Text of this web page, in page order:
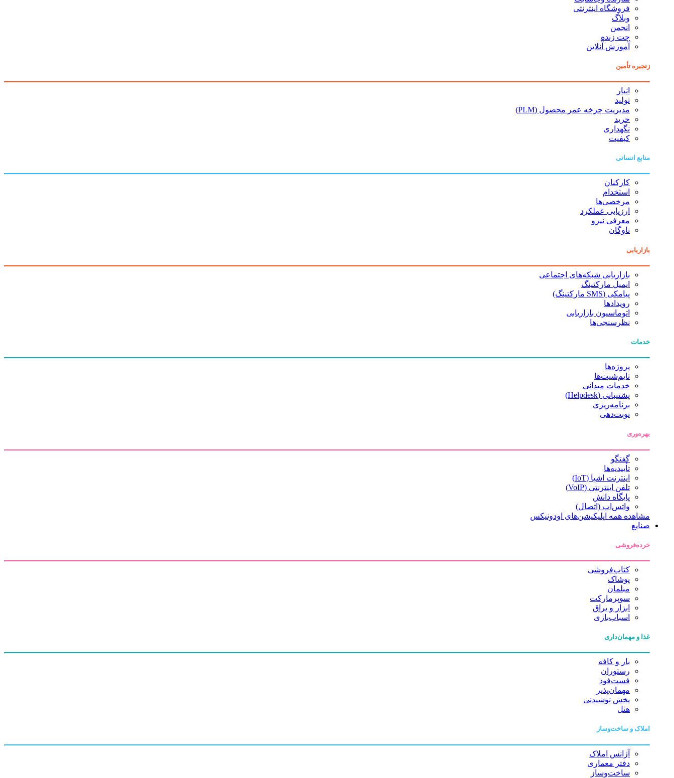
فروشگاه اینترنتی
وبلاگ
انجمن
چت زنده
آموزش آنلاین
زنجیره تأمین
انبار
تولید
مدیریت چرخه عمر محصول (PLM)
خرید
نگهداری
کیفیت
منابع انسانی
کارکنان
استخدام
مرخصی‌ها
ارزیابی عملکرد
معرفی نیرو
ناوگان
بازاریابی
بازاریابی شبکه‌های اجتماعی
ایمیل مارکتینگ
پیامکی (SMS مارکتینگ)
رویدادها
اتوماسیون بازاریابی
نظرسنجی‌ها
خدمات
پروژه‌ها
تایم‌شیت‌ها
خدمات میدانی
پشتیبانی (Helpdesk)
برنامه‌ریزی
نوبت‌دهی
بهره‌وری
گفتگو
تأییدیه‌ها
اینترنت اشیا (IoT)
تلفن اینترنتی (VoIP)
پایگاه دانش
واتس‌اپ (اتصال)
مشاهده همه اپلیکیشن‌های اودونیکس
صنایع
خرده‌فروشی
کتاب‌فروشی
پوشاک
مبلمان
سوپرمارکت
ابزار و یراق
اسباب‌بازی
غذا و مهمان‌داری
بار و کافه
رستوران
فست‌فود
مهمان‌پذیر
پخش نوشیدنی
هتل
املاک و ساخت‌وساز
آژانس املاک
دفتر معماری
ساخت‌وساز